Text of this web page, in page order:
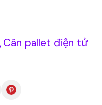
Cân pallet điện tử